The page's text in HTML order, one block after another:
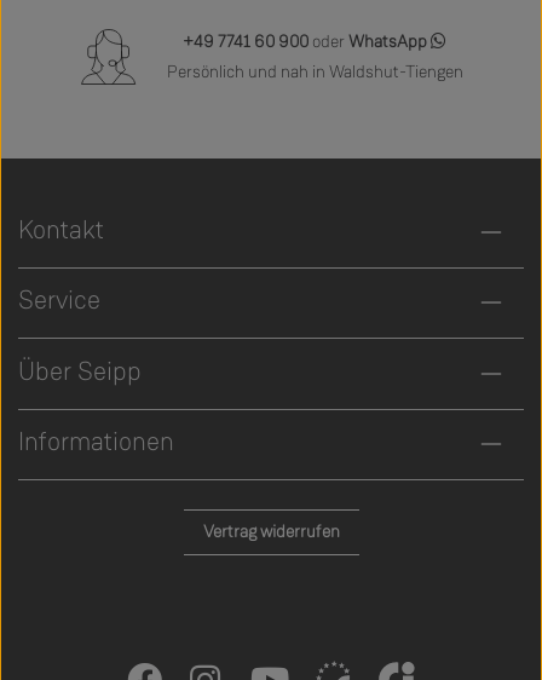
+49 7741 60 900 oder WhatsApp
Persönlich und nah in Waldshut-Tiengen
Kontakt
Service
Über Seipp
Informationen
Vertrag widerrufen